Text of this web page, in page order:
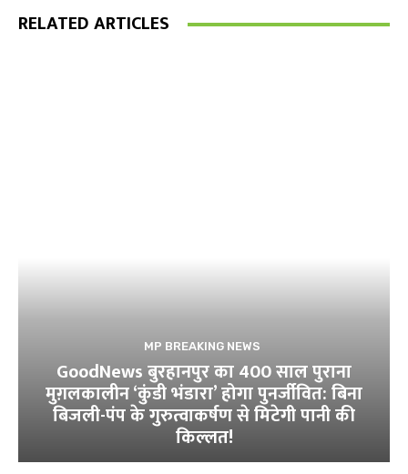
RELATED ARTICLES
MP BREAKING NEWS
GoodNews बुरहानपुर का 400 साल पुराना
मुग़लकालीन ‘कुंडी भंडारा’ होगा पुनर्जीवित: बिना
बिजली-पंप के गुरुत्वाकर्षण से मिटेगी पानी की
किल्लत!